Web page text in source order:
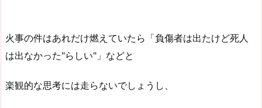
火事の件はあれだけ燃えていたら「負傷者は出たけど死人
は出なかった"らしい"」などと
楽観的な思考には走らないでしょうし、